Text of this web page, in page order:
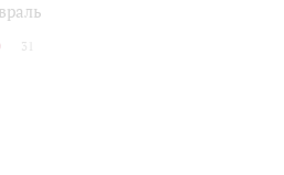
31